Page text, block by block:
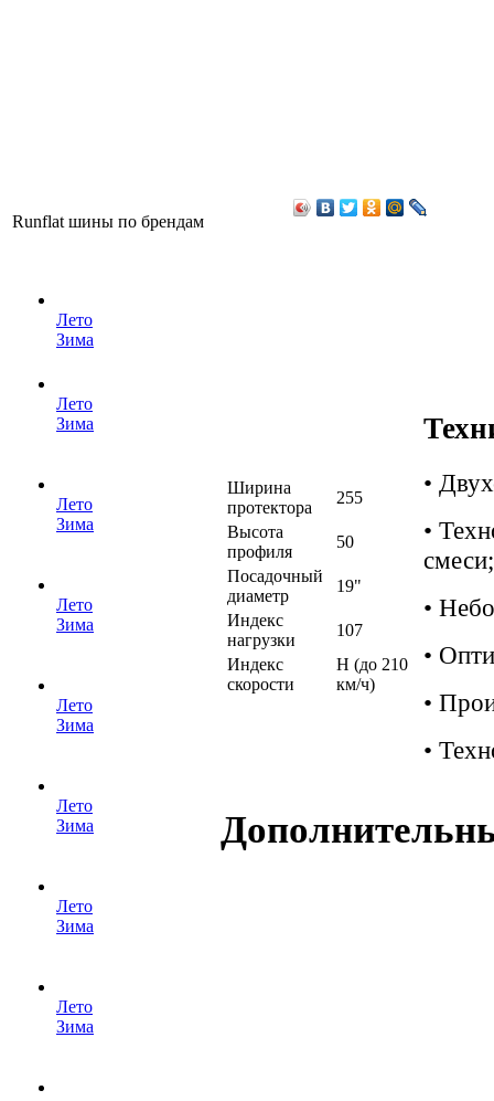
Runflat шины по брендам
Лето
Зима
Лето
Зима
Лето
Зима
Лето
Зима
Лето
Зима
Лето
Зима
Лето
Зима
Лето
Зима
Ширина
протектора
255
Высота
профиля
50
Посадочный
диаметр
19"
Индекс
нагрузки
107
Индекс
скорости
H (до 210
км/ч)
•
•
смеси;
•
•
•
•